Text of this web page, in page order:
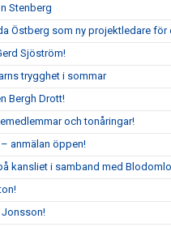
Stenberg
Östberg som ny projektledare
Sjöström!
trygghet i sommar
Bergh Drott!
och tonåringar!
anmälan öppen!
kansliet i samband med